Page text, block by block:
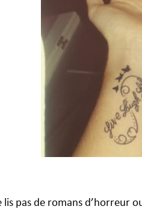
lis pas de romans